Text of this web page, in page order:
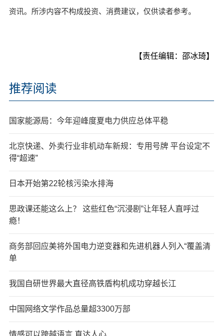
资讯。所涉内容不构成投资、消费建议，仅供读者参考。
【责任编辑：邵冰琦】
推荐阅读
国家能源局：今年迎峰度夏电力供应总体平稳
北京快递、外卖行业非机动车新规：专用号牌 平台设定不
得“超速”
日本开始第22轮核污染水排海
思政课还能这么上？ 这些红色“沉浸剧”让年轻人直呼过
瘾！
商务部回应美将外国电力逆变器和先进机器人列入“覆盖清
单
我国自研世界最大直径高铁盾构机成功穿越长江
中国网络文学作品总量超3300万部
情感可以跨越语言 直达人心